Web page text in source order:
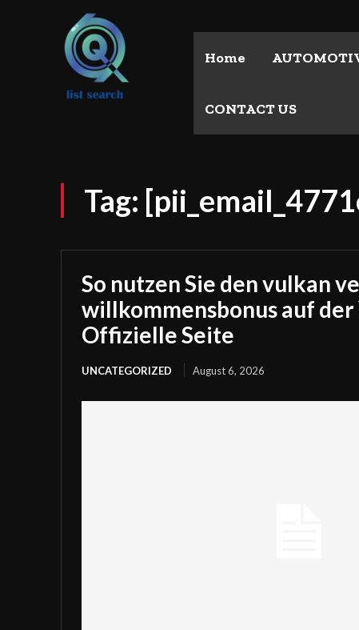
Home
CONTACT US
Tag:
So nutzen Sie den vulkan
willkommensbonus auf der
Offizielle Seite
UNCATEGORIZED August 6, 2026